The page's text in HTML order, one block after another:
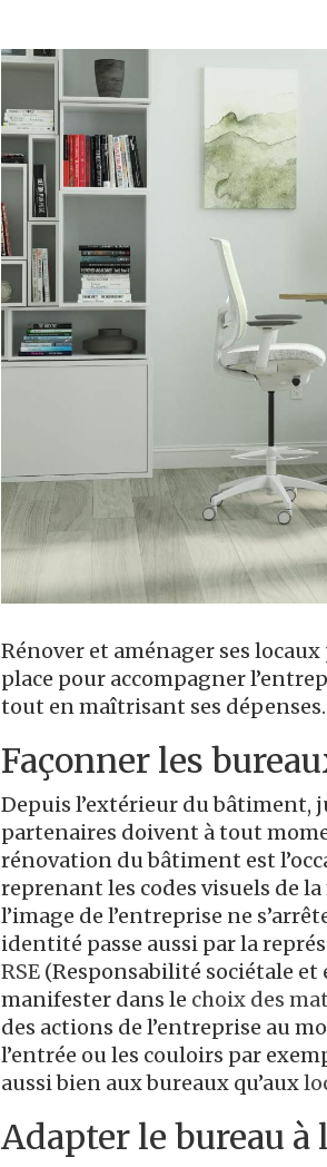
Rénover et aménager ses
place pour accompagner
tout en maîtrisant ses dépenses.
Façonner les
Depuis l’extérieur du bâtiment,
partenaires doivent à tout
rénovation du bâtiment est
reprenant les codes visuels de
l’image de l’entreprise ne
identité passe aussi par la
RSE (Responsabilité sociétale
manifester dans le choix des
des actions de l’entreprise au
l’entrée ou les couloirs par
aussi bien aux bureaux qu’aux
Adapter le bureau